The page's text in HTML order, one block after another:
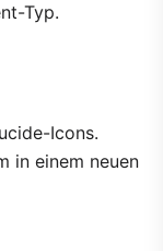
Typ.
Icons.
in einem neuen